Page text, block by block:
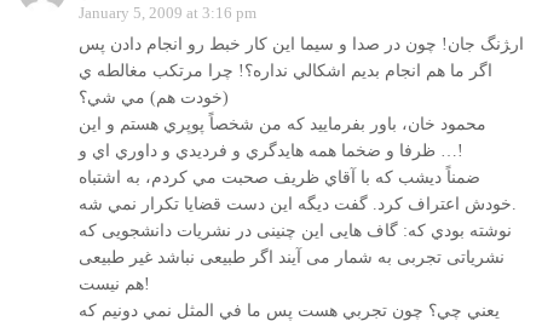
January 5, 2009 at 3:16 pm
ار‍ژنگ جان! چون در صدا و سيما اين كار خبط رو انجام دادن پس
اگر ما هم انجام بديم اشكالي نداره؟! چرا مرتكب مغالطه ي
(خودت هم) مي شي؟
محمود خان، باور بفرماييد كه من شخصاً پوپري هستم و اين
ظرفا و ضخما همه هايدگري و فرديدي و داوري اي و …!
ضمناً ديشب كه با آقاي ظريف صحبت مي كردم، به اشتباه
نوشته بودي كه: گاف هایی این چنینی در نشریات دانشجویی که
نشریاتی تجربی به شمار می آیند اگر طبیعی نباشد غیر طبیعی
هم نیست!
يعني چي؟ چون تجربي هست پس ما في المثل نمي دونيم كه